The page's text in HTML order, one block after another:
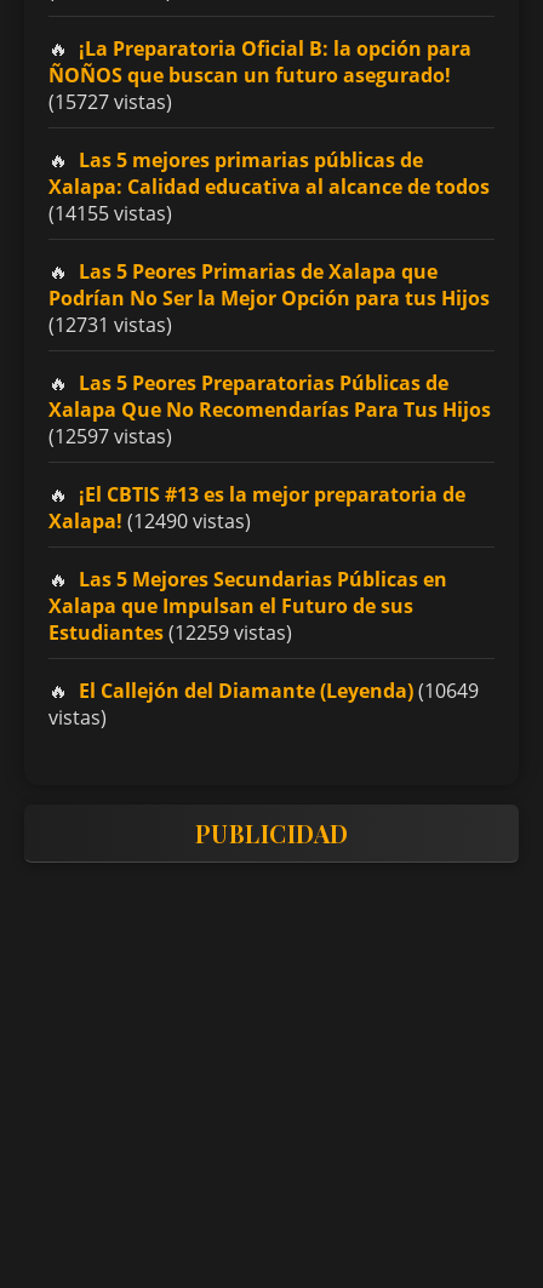
¡La Preparatoria Oficial B: la opción para
ÑOÑOS que buscan un futuro asegurado!
(15727 vistas)
Las 5 mejores primarias públicas de
Xalapa: Calidad educativa al alcance de todos
(14155 vistas)
Las 5 Peores Primarias de Xalapa que
Podrían No Ser la Mejor Opción para tus Hijos
(12731 vistas)
Las 5 Peores Preparatorias Públicas de
Xalapa Que No Recomendarías Para Tus Hijos
(12597 vistas)
¡El CBTIS #13 es la mejor preparatoria de
Xalapa! (12490 vistas)
Las 5 Mejores Secundarias Públicas en
Xalapa que Impulsan el Futuro de sus
Estudiantes(12259 vistas)
El Callejón del Diamante (Leyenda)(10649
vistas)
PUBLICIDAD